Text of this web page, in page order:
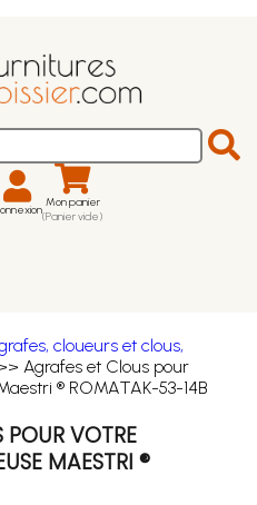
Mon panier
(Panier vide)
cloueurs et clous,
Agrafes et Clous pour
® ROMATAK-53-14B
POUR VOTRE
MAESTRI ®